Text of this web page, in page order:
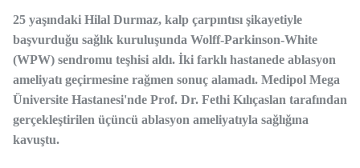
25 yaşındaki Hilal Durmaz, kalp çarpıntısı şikayetiyle
başvurduğu sağlık kuruluşunda Wolff-Parkinson-White
(WPW) sendromu teşhisi aldı. İki farklı hastanede ablasyon
ameliyatı geçirmesine rağmen sonuç alamadı. Medipol Mega
Üniversite Hastanesi'nde Prof. Dr. Fethi Kılıçaslan tarafından
gerçekleştirilen üçüncü ablasyon ameliyatıyla sağlığına
kavuştu.